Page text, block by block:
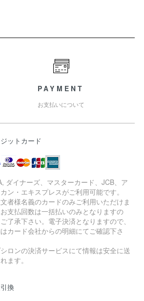
PAYMENT
お支払いについて
ットカード
ダイナーズ、マスターカード、JCB、ア
ン・エキスプレスがご利用可能です。
者様名義のカードのみご利用いただけま
支払回数は一括払いのみとなりますの
了承下さい。電子決済となりますので、
カード会社からの明細にてご確認下さ
ロンの決済サービスにて情報は安全に送
ます。
換